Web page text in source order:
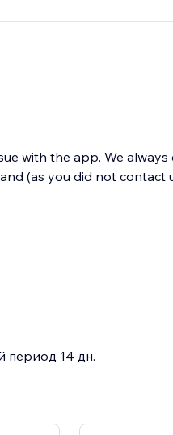
with the app. We
(as you did not contact
период 14 дн.